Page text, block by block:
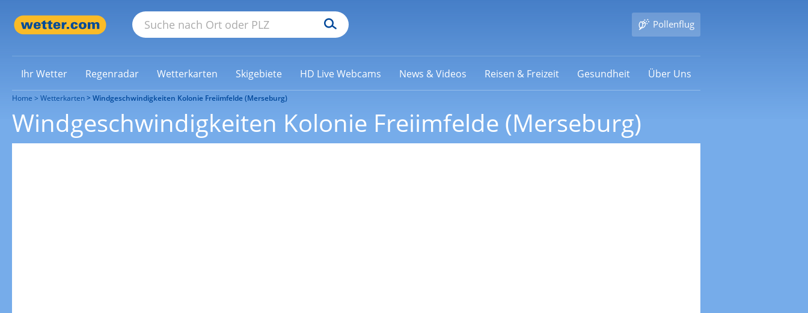
Pollenflug
Ihr Wetter Regenradar Wetterkarten Skigebiete HD Live Webcams News & Videos Reisen & Freizeit Gesundheit Über Uns
Home Wetterkarten Windgeschwindigkeiten Kolonie Freiimfelde (Merseburg)
Windgeschwindigkeiten Kolonie Freiimfelde (Merseburg)